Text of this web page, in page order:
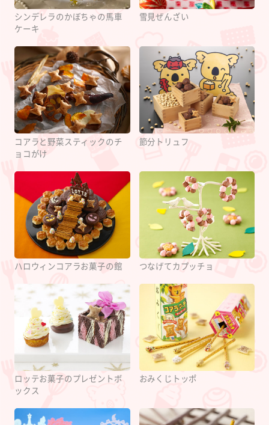
シンデレラのかぼちゃの馬車
ケーキ
雪見ぜんざい
コアラと野菜スティックのチ
ョコがけ
節分トリュフ
ハロウィンコアラお菓子の館 つなげてカプッチョ
ロッテお菓子のプレゼントボ
ックス
おみくじトッポ